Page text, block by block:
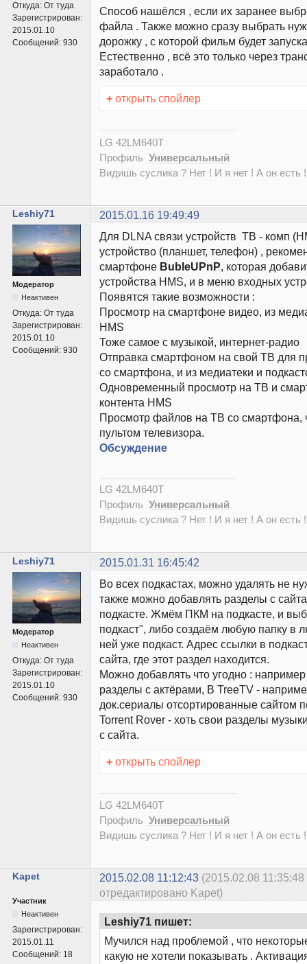
Откуда: От туда
Зарегистрирован:
2015.01.10
Сообщений: 930
Способ нашёлся , если их заранее
файла . Также можно сразу выбрать
дорожку , с которой фильм будет
Естественно , всё это только через
заработало .
+ открыть спойлер
LG 42LM640T
Профиль Универсальный
Видишь суслика ? Нет ! И я нет ! А он есть
Leshiy71 2015.01.16 19:49:49
Модератор
Неактивен
Откуда: От туда
Зарегистрирован:
2015.01.10
Сообщений: 930
Для DLNA связи устройств ТВ - комп
устройство (планшет, телефон) ,
смартфоне BubleUPnP, которая
устройства HMS, и в меню входных
Появятся такие возможности :
Просмотр на смартфоне видео, из
HMS
Тоже самое с музыкой, интернет-радио
Отправка смартфоном на свой ТВ для
со смартфона, и из медиатеки и
Одновременный просмотр на ТВ и
контента HMS
Просмотр файлов на ТВ со смартфона,
пультом телевизора.
Обсуждение
LG 42LM640T
Профиль Универсальный
Видишь суслика ? Нет ! И я нет ! А он есть
Leshiy71 2015.01.31 16:45:42
Модератор
Неактивен
Откуда: От туда
Зарегистрирован:
2015.01.10
Сообщений: 930
Во всех подкастах, можно удалять не
также можно добавлять разделы с
подкасте. Жмём ПКМ на подкасте, и
подкаст", либо создаём любую папку в
ней уже подкаст. Адрес ссылки в
сайта, где этот раздел находится.
Можно добавлять что угодно :
разделы с актёрами, В TreeTV -
док.сериалы отсортированные сайтом
Torrent Rover - хоть свои разделы
с сайта.
+ открыть спойлер
LG 42LM640T
Профиль Универсальный
Видишь суслика ? Нет ! И я нет ! А он есть
Kapet 2015.02.08 11:12:43 (2015.02.08 11:35:48
отредактировано Kapet)
Участник
Неактивен
Зарегистрирован:
2015.01.11
Сообщений: 18
Leshiy71 пишет:
Мучился над проблемой , что
какую не хотели показывать .